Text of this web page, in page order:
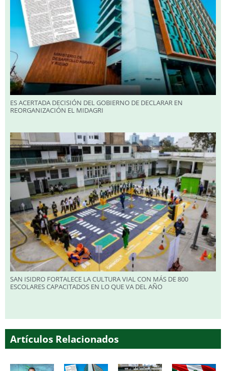
ES ACERTADA DECISIÓN DEL GOBIERNO DE DECLARAR EN
REORGANIZACIÓN EL MIDAGRI
SAN ISIDRO FORTALECE LA CULTURA VIAL CON MÁS DE 800
ESCOLARES CAPACITADOS EN LO QUE VA DEL AÑO
Artículos Relacionados